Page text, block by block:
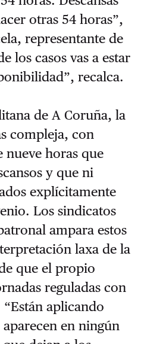
otras 54 horas”,
representante de
los casos vas a estar
recalca.
de A Coruña, la
compleja, con
horas que
y que ni
explícitamente
Los sindicatos
ampara estos
laxa de la
que el propio
reguladas con
aplicando
en ningún